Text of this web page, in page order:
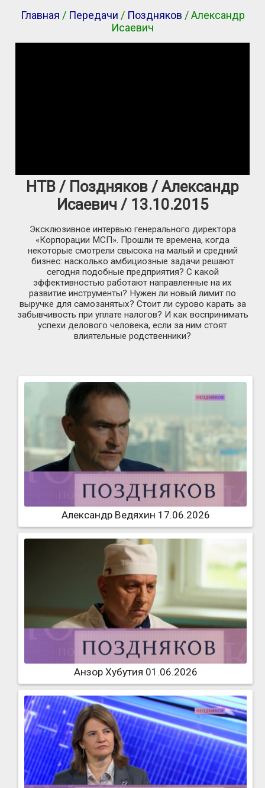
Главная / Передачи / Поздняков / Александр
Исаевич
НТВ / Поздняков / Александр
Исаевич / 13.10.2015
Эксклюзивное интервью генерального директора
«Корпорации МСП». Прошли те времена, когда
некоторые смотрели свысока на малый и средний
бизнес: насколько амбициозные задачи решают
сегодня подобные предприятия? С какой
эффективностью работают направленные на их
развитие инструменты? Нужен ли новый лимит по
выручке для самозанятых? Стоит ли сурово карать за
забывчивость при уплате налогов? И как воспринимать
успехи делового человека, если за ним стоят
влиятельные родственники?
Александр Ведяхин 17.06.2026
Анзор Хубутия 01.06.2026